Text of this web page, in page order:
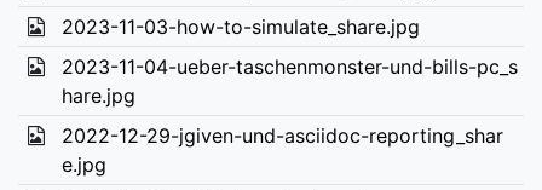
2023-11-03-how-to-simulate_share.jpg
2023-11-04-ueber-taschenmonster-und-bills-pc_s
hare.jpg
2022-12-29-jgiven-und-asciidoc-reporting_shar
e.jpg